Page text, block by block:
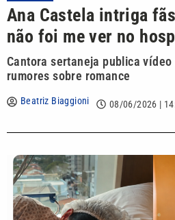
Ana Castela intriga
não foi me ver no
Cantora sertaneja publica
rumores sobre romance
Beatriz Biaggioni 08/06/2026 |